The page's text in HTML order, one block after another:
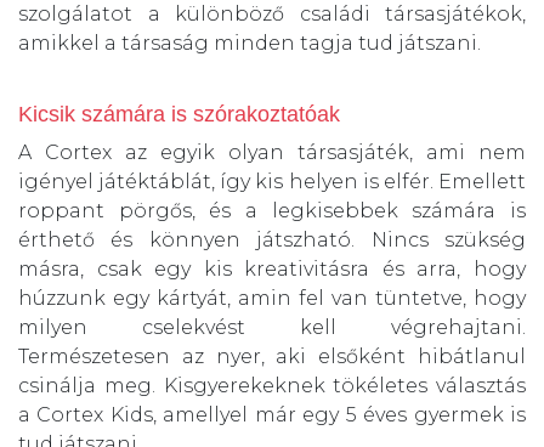
szolgálatot a különböző családi társasjátékok,
amikkel a társaság minden tagja tud játszani.
Kicsik számára is szórakoztatóak
A Cortex az egyik olyan társasjáték, ami nem
igényel játéktáblát, így kis helyen is elfér. Emellett
roppant pörgős, és a legkisebbek számára is
érthető és könnyen játszható. Nincs szükség
másra, csak egy kis kreativitásra és arra, hogy
húzzunk egy kártyát, amin fel van tüntetve, hogy
milyen cselekvést kell végrehajtani.
Természetesen az nyer, aki elsőként hibátlanul
csinálja meg. Kisgyerekeknek tökéletes választás
a Cortex Kids, amellyel már egy 5 éves gyermek is